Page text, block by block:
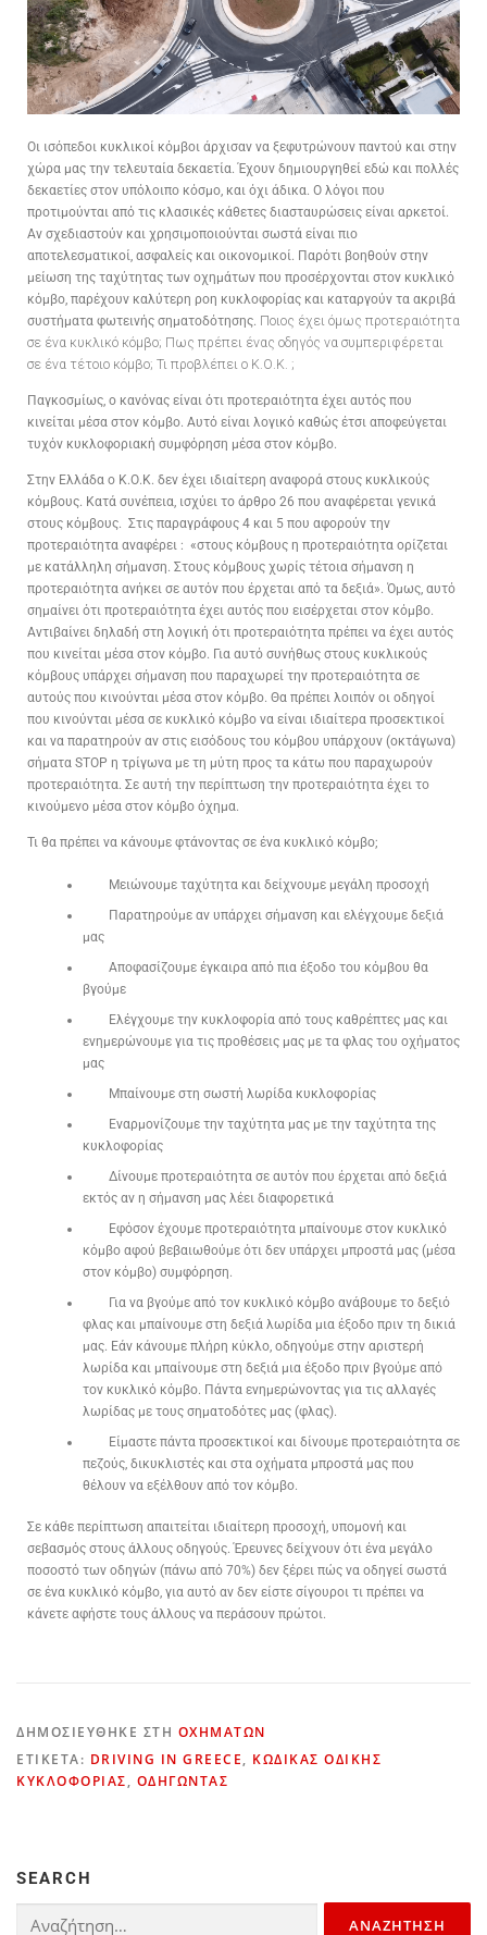
Οι ισόπεδοι κυκλικοί κόμβοι άρχισαν να ξεφυτρώνουν παντού και στην
χώρα μας την τελευταία δεκαετία. Έχουν δημιουργηθεί εδώ και πολλές
δεκαετίες στον υπόλοιπο κόσμο, και όχι άδικα. Ο λόγοι που
προτιμούνται από τις κλασικές κάθετες διασταυρώσεις είναι αρκετοί.
Αν σχεδιαστούν και χρησιμοποιούνται σωστά είναι πιο
αποτελεσματικοί, ασφαλείς και οικονομικοί. Παρότι βοηθούν στην
μείωση της ταχύτητας των οχημάτων που προσέρχονται στον κυκλικό
κόμβο, παρέχουν καλύτερη ροη κυκλοφορίας και καταργούν τα ακριβά
συστήματα φωτεινής σηματοδότησης. Ποιος έχει όμως προτεραιότητα
σε ένα κυκλικό κόμβο; Πως πρέπει ένας οδηγός να συμπεριφέρεται
σε ένα τέτοιο κόμβο; Τι προβλέπει ο Κ.Ο.Κ. ;
Παγκοσμίως, ο κανόνας είναι ότι προτεραιότητα έχει αυτός που
κινείται μέσα στον κόμβο. Αυτό είναι λογικό καθώς έτσι αποφεύγεται
τυχόν κυκλοφοριακή συμφόρηση μέσα στον κόμβο.
Στην Ελλάδα ο Κ.Ο.Κ. δεν έχει ιδιαίτερη αναφορά στους κυκλικούς
κόμβους. Κατά συνέπεια, ισχύει το άρθρο 26 που αναφέρεται γενικά
στους κόμβους. Στις παραγράφους 4 και 5 που αφορούν την
προτεραιότητα αναφέρει : «στους κόμβους η προτεραιότητα ορίζεται
με κατάλληλη σήμανση. Στους κόμβους χωρίς τέτοια σήμανση η
προτεραιότητα ανήκει σε αυτόν που έρχεται από τα δεξιά». Όμως, αυτό
σημαίνει ότι προτεραιότητα έχει αυτός που εισέρχεται στον κόμβο.
Αντιβαίνει δηλαδή στη λογική ότι προτεραιότητα πρέπει να έχει αυτός
που κινείται μέσα στον κόμβο. Για αυτό συνήθως στους κυκλικούς
κόμβους υπάρχει σήμανση που παραχωρεί την προτεραιότητα σε
αυτούς που κινούνται μέσα στον κόμβο. Θα πρέπει λοιπόν οι οδηγοί
που κινούνται μέσα σε κυκλικό κόμβο να είναι ιδιαίτερα προσεκτικοί
και να παρατηρούν αν στις εισόδους του κόμβου υπάρχουν (οκτάγωνα)
σήματα STOP η τρίγωνα με τη μύτη προς τα κάτω που παραχωρούν
προτεραιότητα. Σε αυτή την περίπτωση την προτεραιότητα έχει το
κινούμενο μέσα στον κόμβο όχημα.
Τι θα πρέπει να κάνουμε φτάνοντας σε ένα κυκλικό κόμβο;
Μειώνουμε ταχύτητα και δείχνουμε μεγάλη προσοχή
Παρατηρούμε αν υπάρχει σήμανση και ελέγχουμε δεξιά
μας
Αποφασίζουμε έγκαιρα από πια έξοδο του κόμβου θα
βγούμε
Ελέγχουμε την κυκλοφορία από τους καθρέπτες μας και
ενημερώνουμε για τις προθέσεις μας με τα φλας του οχήματος
μας
Μπαίνουμε στη σωστή λωρίδα κυκλοφορίας
Εναρμονίζουμε την ταχύτητα μας με την ταχύτητα της
κυκλοφορίας
Δίνουμε προτεραιότητα σε αυτόν που έρχεται από δεξιά
εκτός αν η σήμανση μας λέει διαφορετικά
Εφόσον έχουμε προτεραιότητα μπαίνουμε στον κυκλικό
κόμβο αφού βεβαιωθούμε ότι δεν υπάρχει μπροστά μας (μέσα
στον κόμβο) συμφόρηση.
Για να βγούμε από τον κυκλικό κόμβο ανάβουμε το δεξιό
φλας και μπαίνουμε στη δεξιά λωρίδα μια έξοδο πριν τη δικιά
μας. Εάν κάνουμε πλήρη κύκλο, οδηγούμε στην αριστερή
λωρίδα και μπαίνουμε στη δεξιά μια έξοδο πριν βγούμε από
τον κυκλικό κόμβο. Πάντα ενημερώνοντας για τις αλλαγές
λωρίδας με τους σηματοδότες μας (φλας).
Είμαστε πάντα προσεκτικοί και δίνουμε προτεραιότητα σε
πεζούς, δικυκλιστές και στα οχήματα μπροστά μας που
θέλουν να εξέλθουν από τον κόμβο.
Σε κάθε περίπτωση απαιτείται ιδιαίτερη προσοχή, υπομονή και
σεβασμός στους άλλους οδηγούς. Έρευνες δείχνουν ότι ένα μεγάλο
ποσοστό των οδηγών (πάνω από 70%) δεν ξέρει πώς να οδηγεί σωστά
σε ένα κυκλικό κόμβο, για αυτό αν δεν είστε σίγουροι τι πρέπει να
κάνετε αφήστε τους άλλους να περάσουν πρώτοι.
ΔΗΜΟΣΙΕΎΘΗΚΕ ΣΤΗ ΟΧΗΜΆΤΩΝ
ΕΤΙΚΈΤΑ: DRIVING IN GREECE, ΚΏΔΙΚΑΣ ΟΔΙΚΉΣ
ΚΥΚΛΟΦΟΡΊΑΣ, ΟΔΗΓΏΝΤΑΣ
SEARCH